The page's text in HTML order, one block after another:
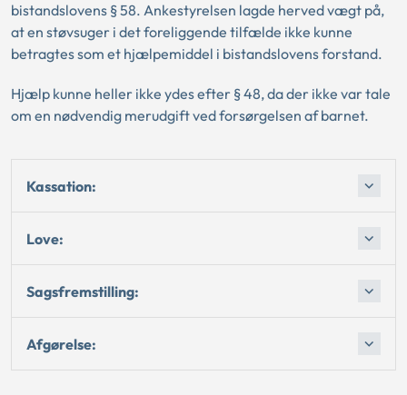
bistandslovens § 58. Ankestyrelsen lagde herved vægt på,
at en støvsuger i det foreliggende tilfælde ikke kunne
betragtes som et hjælpemiddel i bistandslovens forstand.
Hjælp kunne heller ikke ydes efter § 48, da der ikke var tale
om en nødvendig merudgift ved forsørgelsen af barnet.
Kassation:
Love:
Sagsfremstilling:
Afgørelse: